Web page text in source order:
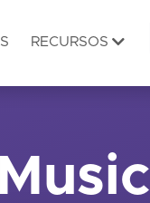
RECURSOS